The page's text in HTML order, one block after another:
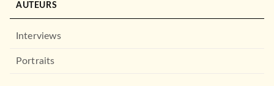
AUTEURS
Interviews
Portraits